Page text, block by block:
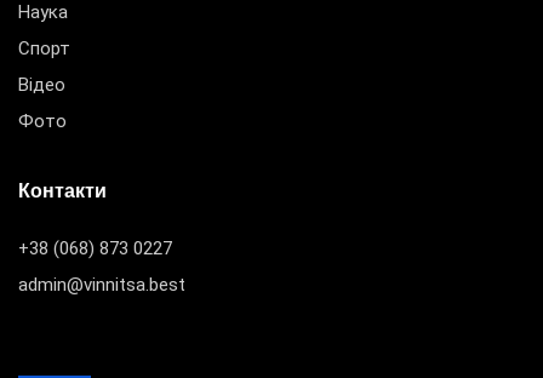
Наука
Спорт
Відео
Фото
Контакти
+38 (068) 873 0227
admin@vinnitsa.best